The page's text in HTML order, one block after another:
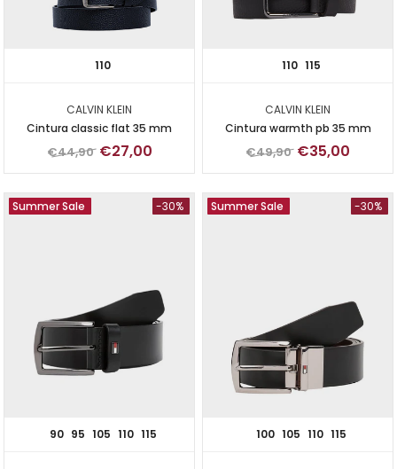
110
CALVIN KLEIN
Cintura classic flat 35 mm
€44,90 €27,00
110 115
CALVIN KLEIN
Cintura warmth pb 35 mm
€49,90 €35,00
Summer Sale -30%
90 95 105 110 115
Summer Sale -30%
100 105 110 115